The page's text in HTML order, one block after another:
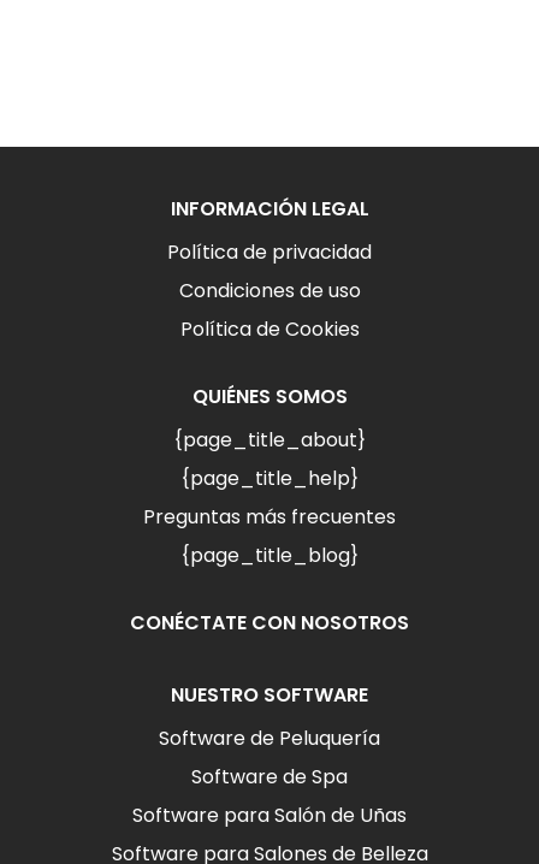
INFORMACIÓN LEGAL
Política de privacidad
Condiciones de uso
Política de Cookies
QUIÉNES SOMOS
{page_title_about}
{page_title_help}
Preguntas más frecuentes
{page_title_blog}
CONÉCTATE CON NOSOTROS
NUESTRO SOFTWARE
Software de Peluquería
Software de Spa
Software para Salón de Uñas
Software para Salones de Belleza